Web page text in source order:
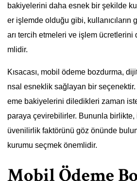
bakiyelerini daha esnek bir şekilde
er işlemde olduğu gibi, kullanıcıların
arı tercih etmeleri ve işlem ücretlerini
mlidir.
Kısacası, mobil ödeme bozdurma,
nsal esneklik sağlayan bir seçenektir.
eme bakiyelerini diledikleri zaman
paraya çevirebilirler. Bununla
üvenilirlik faktörünü göz önünde
kurumu seçmek önemlidir.
Mobil Ödeme